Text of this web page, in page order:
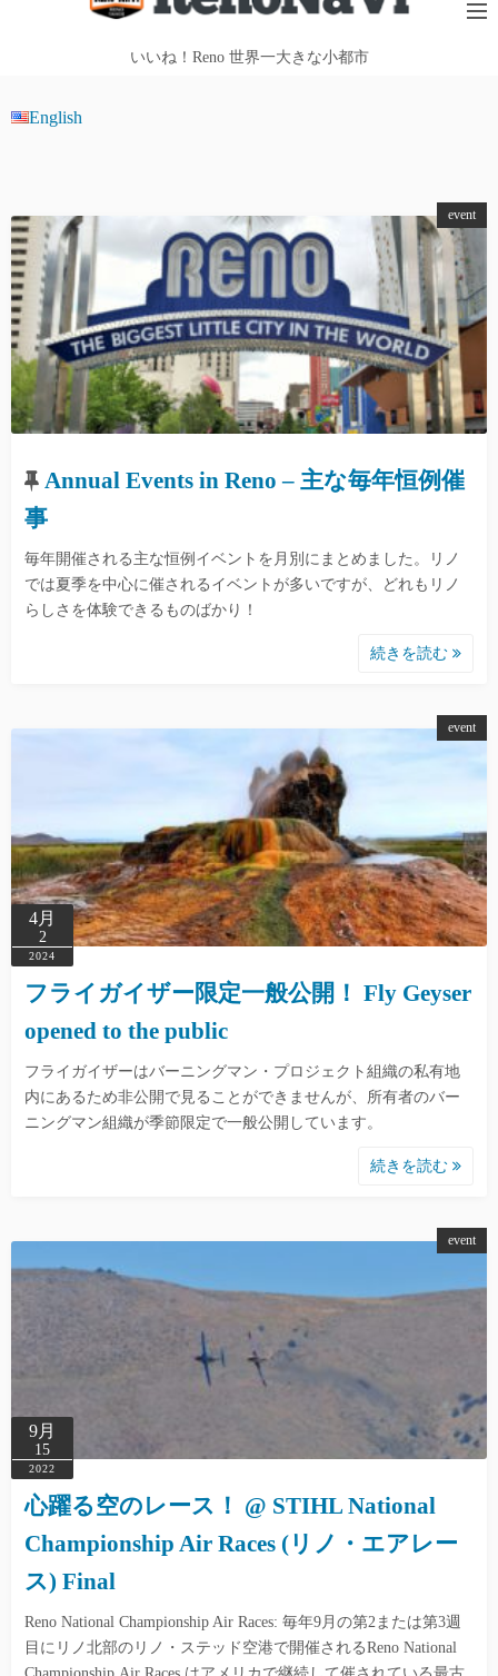
プ
いいね！Reno 世界一大きな小都市
English
event
Annual Events in Reno – 主な毎年恒例催
事
毎年開催される主な恒例イベントを月別にまとめました。リノ
では夏季を中心に催されるイベントが多いですが、どれもリノ
らしさを体験できるものばかり！
続きを読む
event
4月
2
2024
フライガイザー限定一般公開！ Fly Geyser
opened to the public
フライガイザーはバーニングマン・プロジェクト組織の私有地
内にあるため非公開で見ることができませんが、所有者のバー
ニングマン組織が季節限定で一般公開しています。
続きを読む
event
9月
15
2022
心躍る空のレース！ @ STIHL National
Championship Air Races (リノ・エアレー
ス) Final
Reno National Championship Air Races: 毎年9月の第2または第3週
目にリノ北部のリノ・ステッド空港で開催されるReno National